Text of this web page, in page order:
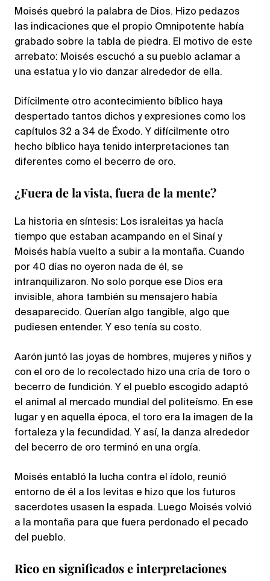
Moisés quebró la palabra de Dios. Hizo pedazos
las indicaciones que el propio Omnipotente había
grabado sobre la tabla de piedra. El motivo de este
arrebato: Moisés escuchó a su pueblo aclamar a
una estatua y lo vio danzar alrededor de ella.
Difícilmente otro acontecimiento bíblico haya
despertado tantos dichos y expresiones como los
capítulos 32 a 34 de Éxodo. Y difícilmente otro
hecho bíblico haya tenido interpretaciones tan
diferentes como el becerro de oro.
¿Fuera de la vista, fuera de la mente?
La historia en síntesis: Los israleitas ya hacía
tiempo que estaban acampando en el Sinaí y
Moisés había vuelto a subir a la montaña. Cuando
por 40 días no oyeron nada de él, se
intranquilizaron. No solo porque ese Dios era
invisible, ahora también su mensajero había
desaparecido. Querían algo tangible, algo que
pudiesen entender. Y eso tenía su costo.
Aarón juntó las joyas de hombres, mujeres y niños y
con el oro de lo recolectado hizo una cría de toro o
becerro de fundición. Y el pueblo escogido adaptó
el animal al mercado mundial del politeísmo. En ese
lugar y en aquella época, el toro era la imagen de la
fortaleza y la fecundidad. Y así, la danza alrededor
del becerro de oro terminó en una orgía.
Moisés entabló la lucha contra el ídolo, reunió
entorno de él a los levitas e hizo que los futuros
sacerdotes usasen la espada. Luego Moisés volvió
a la montaña para que fuera perdonado el pecado
del pueblo.
Rico en significados e interpretaciones